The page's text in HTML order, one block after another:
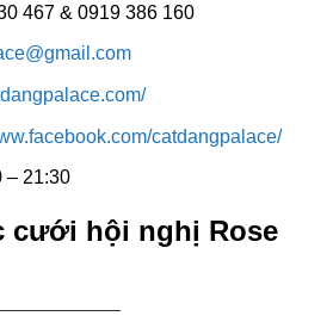
467 & 0919 386 160
catdangpalace/
– 21:30
cưới hội nghị Rose